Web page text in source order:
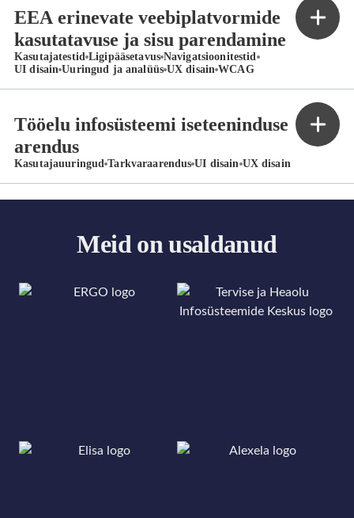
EEA erinevate veebiplatvormide
kasutatavuse ja sisu parendamine
Kasutajatestid Ligipääsetavus Navigatsioonitestid
UI disain Uuringud ja analüüs UX disain WCAG
Tööelu infosüsteemi iseteeninduse
arendus
Kasutajauuringud Tarkvaraarendus UI disain UX disain
Meid on usaldanud